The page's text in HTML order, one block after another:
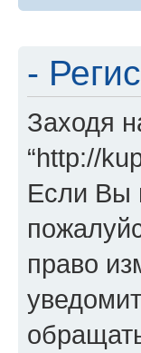
-
Заходя
“http://
Если Вы
право